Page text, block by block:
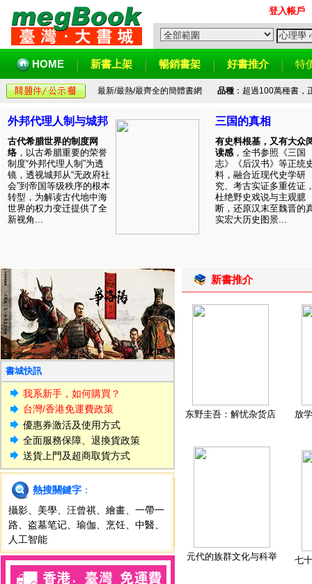
登入帳戶
HOME 新書上架 暢銷書架 好書推介 特
最新/最熱/最齊全的簡體書網 品種：超過100萬種書，
外邦代理人制与城邦
古代希腊世界的制度网
络 ，以古希腊重要的荣誉
制度“外邦代理人制”为透
镜，透视城邦从“无政府社
会”到帝国等级秩序的根本
转型，为解读古代地中海
世界的权力变迁提供了全
新视角...
三国的真相
有史料根基，又有大众
读感 ，全书参照《三国
志》《后汉书》等正统
料，融合近现代史学研
究、考古实证多重佐证
杜绝野史戏说与主观臆
断，还原汉末至魏晋的
实宏大历史图景...
書城快訊
我系新手，如何購買？
台灣/香港免運費政策
優惠券激活及使用方式
全面服務保障、退換貨政策
送貨上門及超商取貨方式
熱搜關鍵字 ：
攝影
美學 汪曾祺 繪畫
一帶一
路
盗墓笔记 瑜伽 烹饪 中醫
人工智能
新書推介
东野圭吾：解忧杂货店 放
元代的族群文化与科举 七